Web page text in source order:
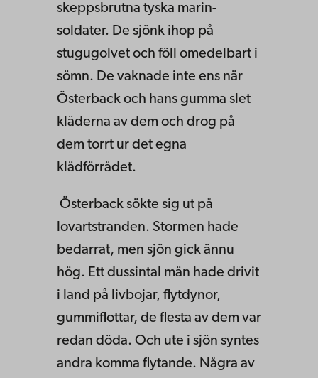
skeppsbrutna tyska marin­
soldater. De sjönk ihop på
stugugolvet och föll ome­delbart i
sömn. De vaknade inte ens när
Österback och hans gumma slet
kläderna av dem och drog på
dem torrt ur det egna
klädförrådet.
Österback sökte sig ut på
lovartstranden. Stormen hade
bedarrat, men sjön gick ännu
hög. Ett dussintal män hade drivit
i land på livbojar, flytdynor,
gummiflottar, de flesta av dem var
redan döda. Och ute i sjön syntes
andra komma flytande. Några av